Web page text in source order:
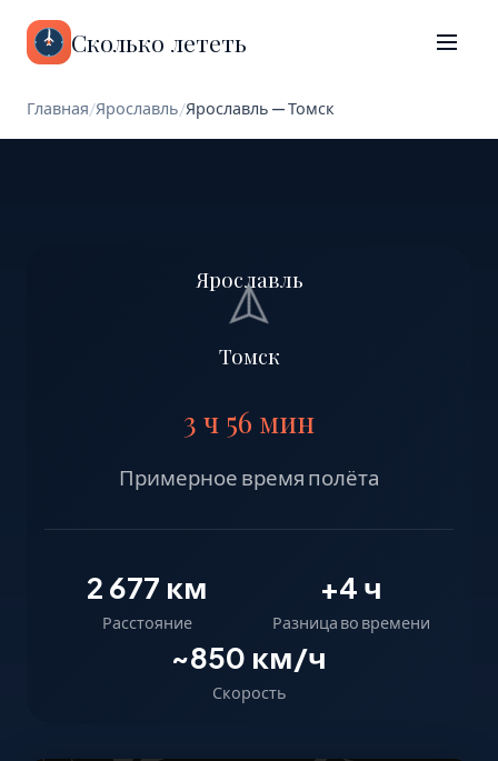
Сколько лететь
Главная/Ярославль/Ярославль — Томск
Ярославль
Томск
3 ч 56 мин
Примерное время полёта
2 677 км
Расстояние
+4 ч
Разница во времени
~850 км/ч
Скорость